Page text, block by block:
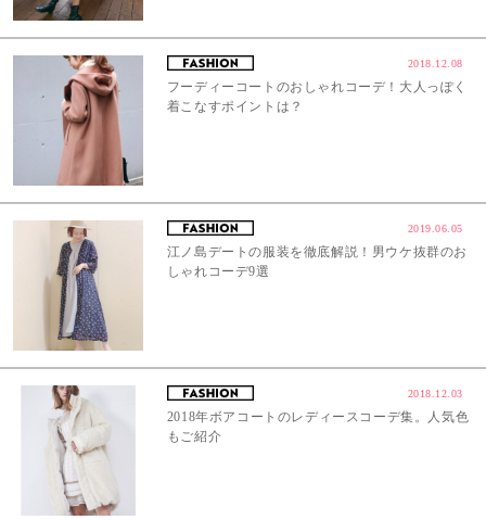
2018.12.08
フーディーコートのおしゃれコーデ！大人っぽく
着こなすポイントは？
2019.06.05
江ノ島デートの服装を徹底解説！男ウケ抜群のお
しゃれコーデ9選
2018.12.03
2018年ボアコートのレディースコーデ集。人気色
もご紹介